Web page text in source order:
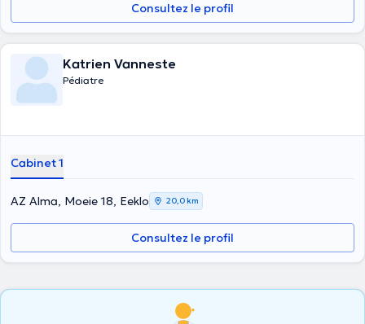
Consultez le profil
Katrien Vanneste
Pédiatre
Cabinet 1
AZ Alma, Moeie 18, Eeklo 20,0 km
Consultez le profil